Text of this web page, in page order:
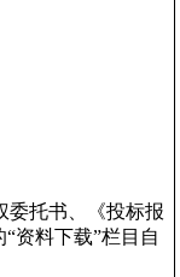
委托书、《投标报
资料下载”栏目自